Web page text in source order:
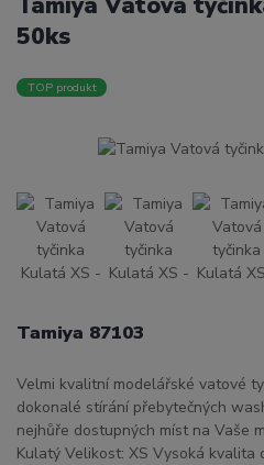
50ks
TOP produkt
Tamiya 87103
Velmi kvalitní modelářské vatové
dokonalé stírání přebytečných
nejhůře dostupných míst na Vaše
Kulatý Velikost: XS Vysoká kvalita